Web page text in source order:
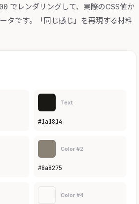
でレンダリングして、実際のCSS値か
タです。「同じ感じ」を再現する材料
Text
#1a1814
Color #2
#8a8275
Color #4